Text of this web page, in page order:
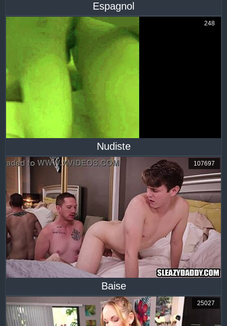
Espagnol
248
Nudiste
107697
Baise
25027